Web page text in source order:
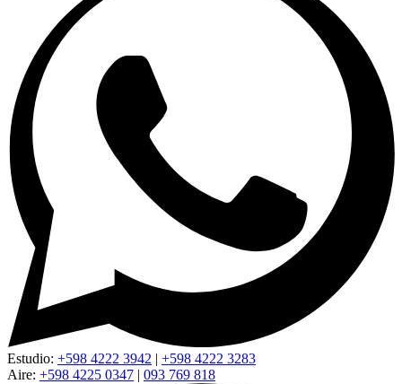
Estudio: +598 4222 3942 | +598 4222 3283
Aire: +598 4225 0347 | 093 769 818